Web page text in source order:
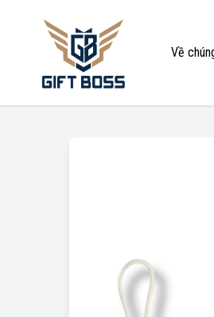
Về